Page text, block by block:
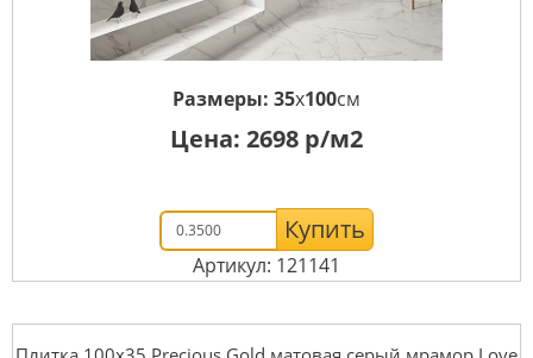
Размеры: 35x100см
Цена: 2698 р/м2
Купить
Артикул: 121141